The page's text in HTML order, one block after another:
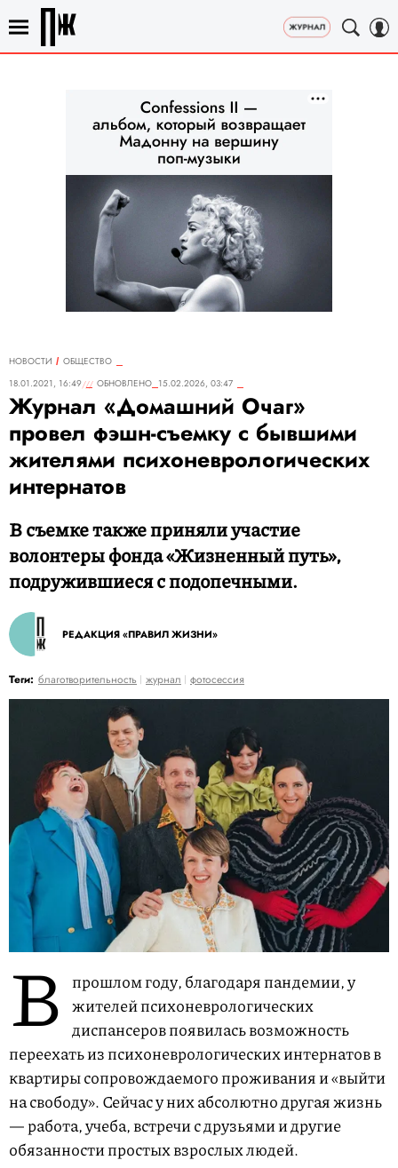
НОВОСТИ
ОБЩЕСТВО
18.01.2021, 16:49
ОБНОВЛЕНО 15.02.2026, 03:47
Журнал «Домашний Очаг»
провел фэшн-съемку с бывшими
жителями психоневрологических
интернатов
В съемке также приняли участие
волонтеры фонда «Жизненный путь»,
подружившиеся с подопечными.
РЕДАКЦИЯ «ПРАВИЛ ЖИЗНИ»
Теги: благотворительность журнал фотосессия
В прошлом году, благодаря пандемии, у
жителей психоневрологических
диспансеров появилась возможность
переехать из психоневрологических интернатов в
квартиры сопровождаемого проживания и «выйти
на свободу». Сейчас у них абсолютно другая жизнь
— работа, учеба, встречи с друзьями и другие
обязанности простых взрослых людей.